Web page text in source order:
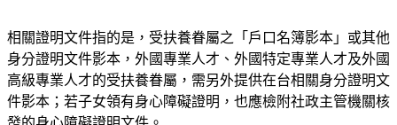
身分證明文件影本，外國專業人才、外國特定專業人才及外國
高級專業人才的受扶養眷屬，需另外提供在台相關身分證明文
件影本；若子女領有身心障礙證明，也應檢附社政主管機關核
發的身心障礙證明文件。